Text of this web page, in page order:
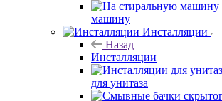
машину
Инсталляции
Назад
Инсталляции
для унитаза